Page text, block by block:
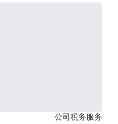
公司税务服务